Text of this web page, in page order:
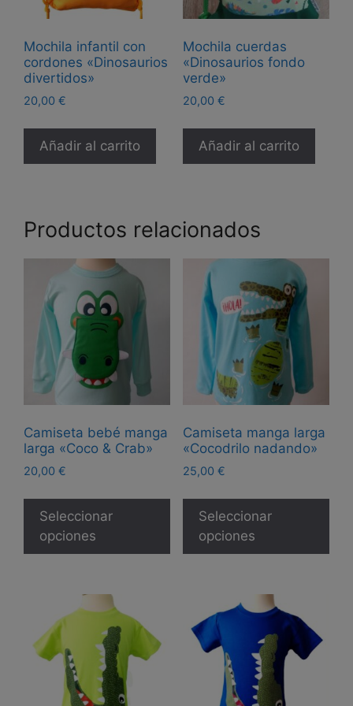
producto
Mochila infantil con
cordones «Dinosaurios
divertidos»
20,00 €
Añadir al carrito
Mochila cuerdas
«Dinosaurios fondo
verde»
20,00 €
Añadir al carrito
Productos relacionados
Camiseta bebé manga
larga «Coco & Crab»
20,00 €
Seleccionar
opciones
producto
tiene
múltiples
opciones
pueden
Camiseta manga larga
«Cocodrilo nadando»
25,00 €
Seleccionar
opciones